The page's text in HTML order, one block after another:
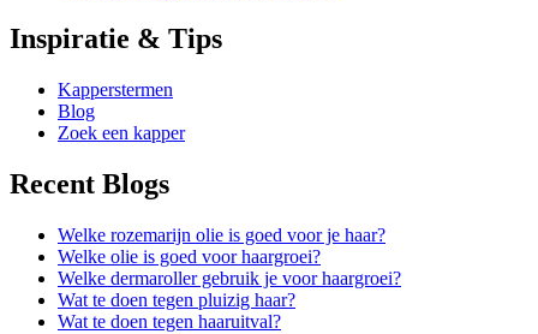
Inspiratie & Tips
Kapperstermen
Blog
Zoek een kapper
Recent Blogs
Welke rozemarijn olie is goed voor je haar?
Welke olie is goed voor haargroei?
Welke dermaroller gebruik je voor haargroei?
Wat te doen tegen pluizig haar?
Wat te doen tegen haaruitval?